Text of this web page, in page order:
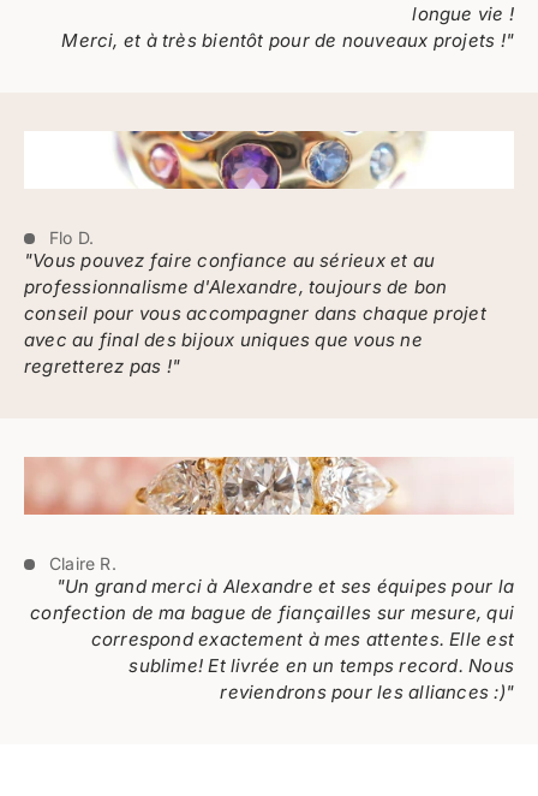
longue vie !
Merci, et à très bientôt pour de nouveaux projets !"
Flo D.
"Vous pouvez faire confiance au sérieux et au
professionnalisme d'Alexandre, toujours de bon
conseil pour vous accompagner dans chaque projet
avec au final des bijoux uniques que vous ne
regretterez pas !"
Claire R.
"Un grand merci à Alexandre et ses équipes pour la
confection de ma bague de fiançailles sur mesure, qui
correspond exactement à mes attentes. Elle est
sublime! Et livrée en un temps record. Nous
reviendrons pour les alliances :)"